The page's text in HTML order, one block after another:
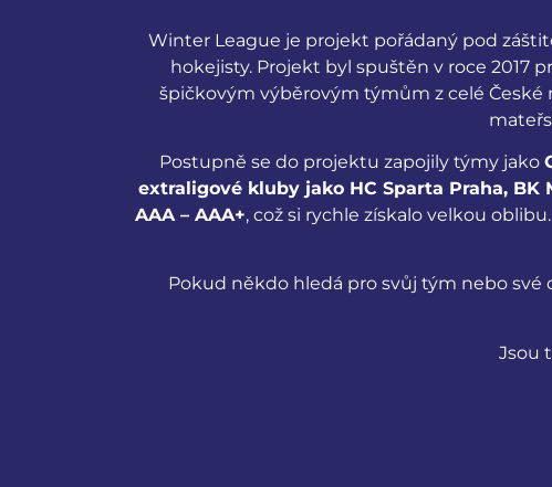
Winter League je projekt pořádaný pod
hokejisty. Projekt byl spuštěn v roce 2017
špičkovým výběrovým týmům z celé
Postupně se do projektu zapojily týmy jako
extraligové kluby jako HC Sparta Praha, BK
AAA – AAA+, což si rychle získalo velkou
Pokud někdo hledá pro svůj tým nebo
Jsou